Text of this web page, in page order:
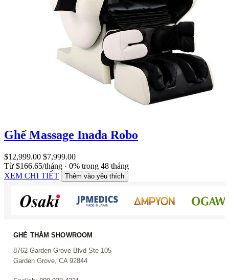
Ghế Massage Inada Robo
$12,999.00 $7,999.00
Từ $166.65/tháng · 0% trong 48 tháng
XEM CHI TIẾT
Thêm vào yêu thích
GHÉ THĂM SHOWROOM
8762 Garden Grove Blvd Ste 105
Garden Grove, CA 92844